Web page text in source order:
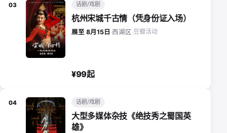
03 话剧/戏剧
杭州宋城千古情（凭身份证入场）
展至 8月15日 ·西湖区·豆瓣活动
¥99起
04 话剧/戏剧
大型多媒体杂技《绝技秀之蜀国英
雄》